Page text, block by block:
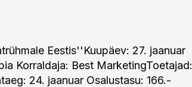
Eestis''Kuupäev: 27. jaanuar
Korraldaja: Best MarketingToetajad:
24. jaanuar Osalustasu: 166.-